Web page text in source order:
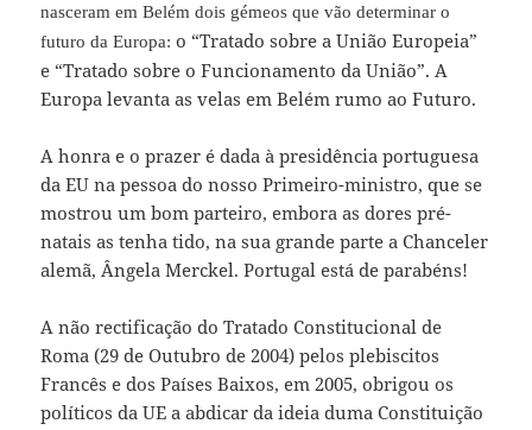
nasceram em Belém dois gémeos que vão determinar o
futuro da Europa: o “Tratado sobre a União Europeia”
e “Tratado sobre o Funcionamento da União”. A
Europa levanta as velas em Belém rumo ao Futuro.
A honra e o prazer é dada à presidência portuguesa
da EU na pessoa do nosso Primeiro-ministro, que se
mostrou um bom parteiro, embora as dores pré-
natais as tenha tido, na sua grande parte a Chanceler
alemã, Ângela Merckel. Portugal está de parabéns!
A não rectificação do Tratado Constitucional de
Roma (29 de Outubro de 2004) pelos plebiscitos
Francês e dos Países Baixos, em 2005, obrigou os
políticos da UE a abdicar da ideia duma Constituição